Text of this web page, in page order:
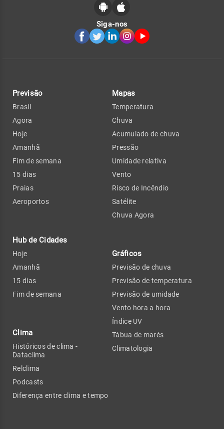
Siga-nos
Previsão
Brasil
Agora
Hoje
Amanhã
Fim de semana
15 dias
Praias
Aeroportos
Hub de Cidades
Hoje
Amanhã
15 dias
Fim de semana
Clima
Históricos de clima -
Dataclima
Relclima
Podcasts
Diferença entre clima e tempo
Mapas
Temperatura
Chuva
Acumulado de chuva
Pressão
Umidade relativa
Vento
Risco de Incêndio
Satélite
Chuva Agora
Gráficos
Previsão de chuva
Previsão de temperatura
Previsão de umidade
Vento hora a hora
Índice UV
Tábua de marés
Climatologia